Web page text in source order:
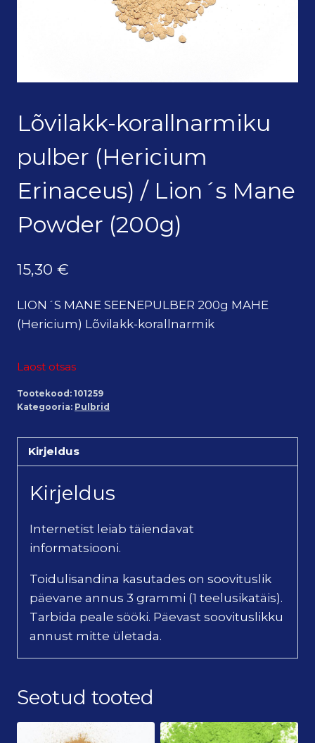
Lõvilakk-korallnarmiku
pulber (Hericium
Erinaceus) / Lion´s Mane
Powder (200g)
15,30 €
LION´S MANE SEENEPULBER 200g MAHE
(Hericium) Lõvilakk-korallnarmik
Laost otsas
Tootekood: 101259
Kategooria: Pulbrid
Kirjeldus
Kirjeldus
Internetist leiab täiendavat
informatsiooni.
Toidulisandina kasutades on soovituslik
päevane annus 3 grammi (1 teelusikatäis).
Tarbida peale sööki. Päevast soovituslikku
annust mitte ületada.
Seotud tooted